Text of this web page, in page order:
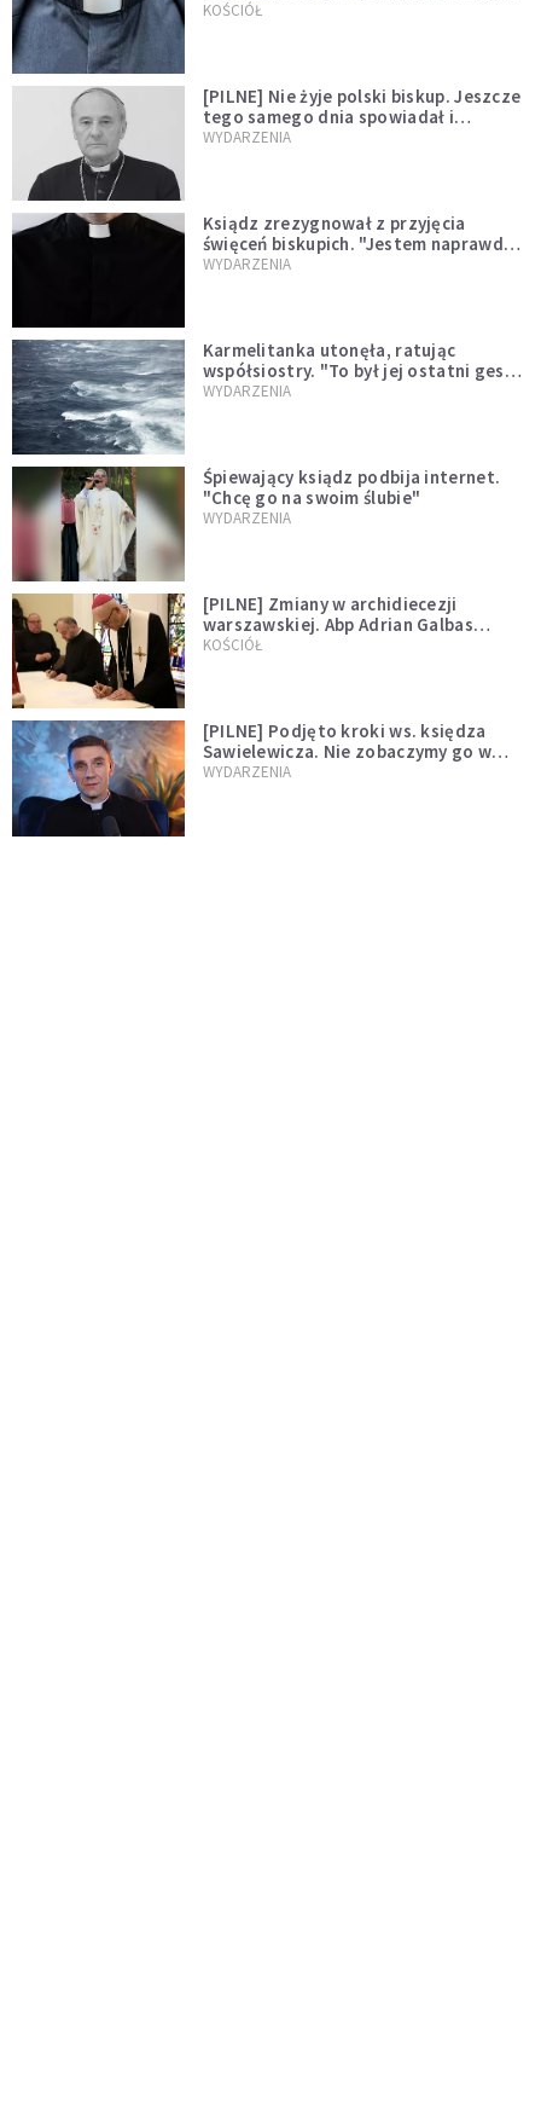
kazał mu opuścić zakon
KOŚCIÓŁ
[PILNE] Nie żyje polski biskup. Jeszcze
tego samego dnia spowiadał i
sprawował Mszę świętą
WYDARZENIA
Ksiądz zrezygnował z przyjęcia
święceń biskupich. "Jestem naprawdę
niegodny"
WYDARZENIA
Karmelitanka utonęła, ratując
współsiostry. "To był jej ostatni gest
miłości"
WYDARZENIA
Śpiewający ksiądz podbija internet.
"Chcę go na swoim ślubie"
WYDARZENIA
[PILNE] Zmiany w archidiecezji
warszawskiej. Abp Adrian Galbas
wręczył dekrety nowym proboszczom
KOŚCIÓŁ
[PILNE] Podjęto kroki ws. księdza
Sawielewicza. Nie zobaczymy go w
mediach
WYDARZENIA